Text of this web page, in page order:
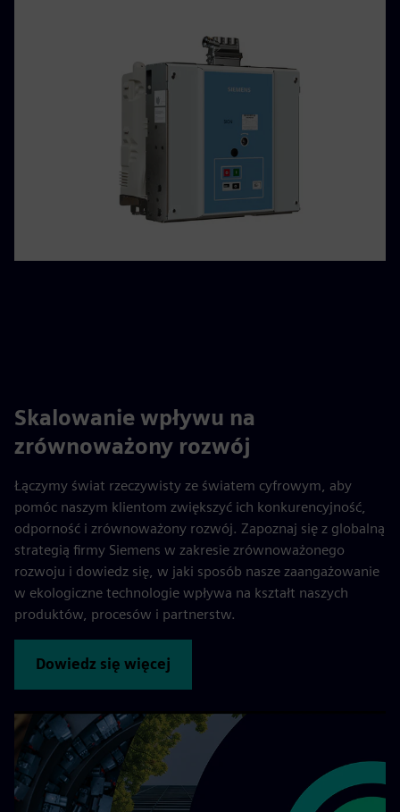
Skalowanie wpływu na
zrównoważony rozwój
Łączymy świat rzeczywisty ze światem cyfrowym, aby
pomóc naszym klientom zwiększyć ich konkurencyjność,
odporność i zrównoważony rozwój. Zapoznaj się z globalną
strategią firmy Siemens w zakresie zrównoważonego
rozwoju i dowiedz się, w jaki sposób nasze zaangażowanie
w ekologiczne technologie wpływa na kształt naszych
produktów, procesów i partnerstw.
Dowiedz się więcej